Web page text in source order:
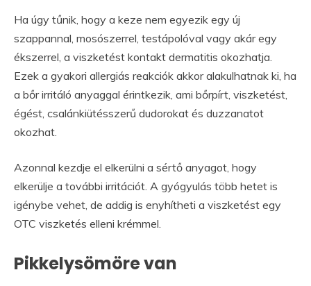
Ha úgy tűnik, hogy a keze nem egyezik egy új
szappannal, mosószerrel, testápolóval vagy akár egy
ékszerrel, a viszketést kontakt dermatitis okozhatja.
Ezek a gyakori allergiás reakciók akkor alakulhatnak ki, ha
a bőr irritáló anyaggal érintkezik, ami bőrpírt, viszketést,
égést, csalánkiütésszerű dudorokat és duzzanatot
okozhat.
Azonnal kezdje el elkerülni a sértő anyagot, hogy
elkerülje a további irritációt. A gyógyulás több hetet is
igénybe vehet, de addig is enyhítheti a viszketést egy
OTC viszketés elleni krémmel.
Pikkelysömöre van